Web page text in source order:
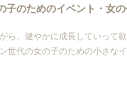
のためのイベント・女の
ら、健やかに成長していって
世代の女の子のための小さな